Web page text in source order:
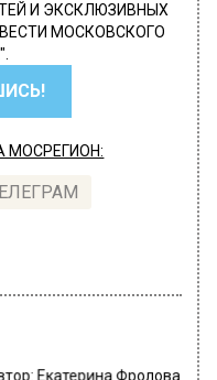
И ЭКСКЛЮЗИВНЫХ
МОСКОВСКОГО
МОСРЕГИОН:
Екатерина Фролова